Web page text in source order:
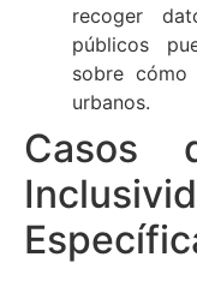
recoger
públicos
sobre
urbanos.
Casos